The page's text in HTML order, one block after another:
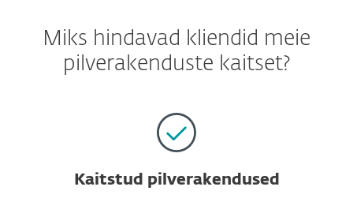
Miks hindavad kliendid meie
pilverakenduste kaitset?
Kaitstud pilverakendused